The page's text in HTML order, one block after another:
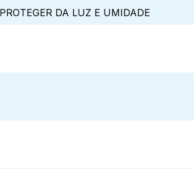
DA LUZ E UMIDADE